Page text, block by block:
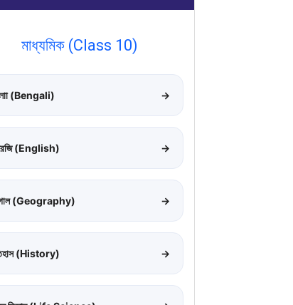
মাধ্যমিক (Class 10)
(Bengali) →
(English) →
(Geography) →
(History) →